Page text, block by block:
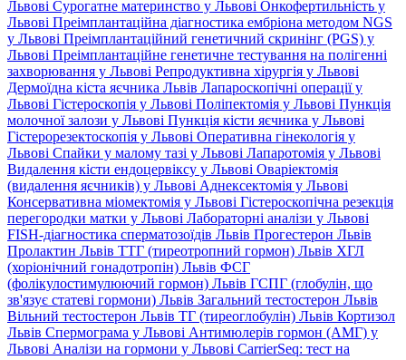
Львові Сурогатне материнство у Львові Онкофертильність у
Львові Преімплантаційна діагностика ембріона методом NGS
у Львові Преімплантаційний генетичний скринінг (PGS) у
Львові Преімплантаційне генетичне тестування на полігенні
захворювання у Львові Репродуктивна хірургія у Львові
Дермоїдна кіста яєчника Львів Лапароскопічні операції у
Львові Гістероскопія у Львові Поліпектомія у Львові Пункція
молочної залози у Львові Пункція кісти яєчника у Львові
Гістерорезектоскопія у Львові Оперативна гінекологія у
Львові Спайки у малому тазі у Львові Лапаротомія у Львові
Видалення кісти ендоцервіксу у Львові Оваріектомія
(видалення яєчників) у Львові Аднексектомія у Львові
Консервативна міомектомія у Львові Гістероскопічна резекція
перегородки матки у Львові Лабораторні аналізи у Львові
FISH-діагностика сперматозоїдів Львів Прогестерон Львів
Пролактин Львів ТТГ (тиреотропний гормон) Львів ХГЛ
(хоріонічний гонадотропін) Львів ФСГ
(фолікулостимулюючий гормон) Львів ГСПГ (глобулін, що
зв'язує статеві гормони) Львів Загальний тестостерон Львів
Вільний тестостерон Львів ТГ (тиреоглобулін) Львів Кортизол
Львів Спермограма у Львові Антимюлерів гормон (АМГ) у
Львові Аналізи на гормони у Львові CarrierSeq: тест на